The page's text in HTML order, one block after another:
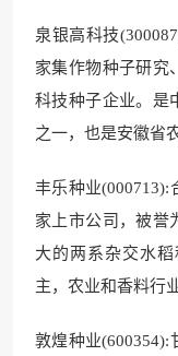
泉银高科技
家集作物种子研究
科技种子企业。是
之一，也是安徽省
丰乐种业
家上市公司，被誉
大的两系杂交水
主，农业和香料行
敦煌种业